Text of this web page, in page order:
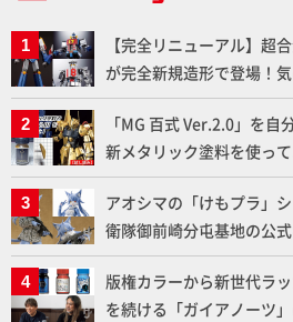
【完全リニューアル】超
が完全新規造形で登場！
下ろしでご紹介!!さらに
ト」セット情報もお届け
「MG 百式 Ver.2.0」を
新メタリック塗料を使っ
りに!!【試し読み】
アオシマの「けもプラ」
衛隊御前崎分屯基地の公
た「おまねこ」が着任！
通常版の2ラインで発売！
版権カラーから新世代ラ
を続ける「ガイアノーツ